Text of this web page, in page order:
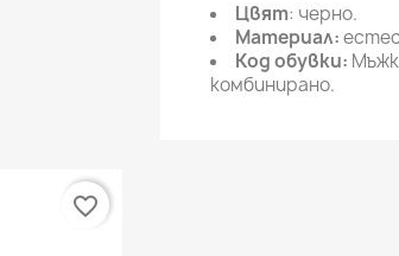
Цвят: черно.
Материал:
Код обувки:
комбинирано.
favorite_border